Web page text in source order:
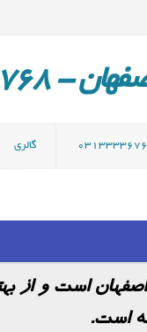
گالری
است و از
است.